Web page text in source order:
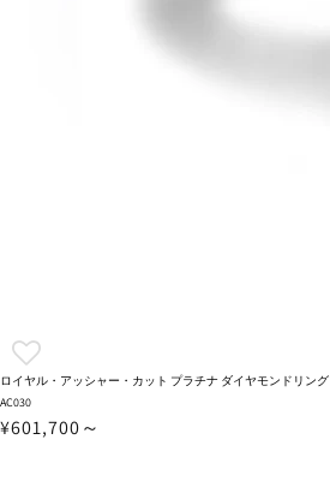
ロイヤル・アッシャー・カット プラチナ ダイヤモンドリング
AC030
¥601,700～